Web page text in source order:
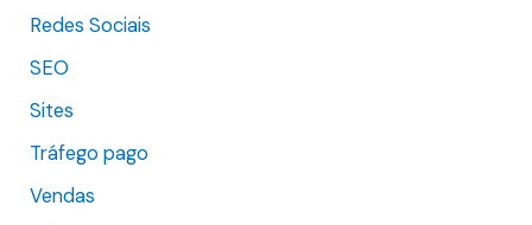
Redes Sociais
SEO
Sites
Tráfego pago
Vendas